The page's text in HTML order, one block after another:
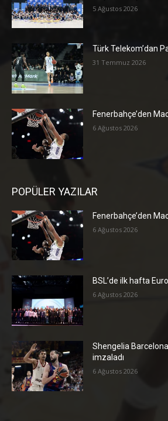
5 Ağustos 2026
Türk Telekom’dan
31 Temmuz 2026
Fenerbahçe’den
6 Ağustos 2026
POPÜLER YAZILAR
Fenerbahçe’den
6 Ağustos 2026
BSL’de ilk hafta
6 Ağustos 2026
Shengelia
imzaladı
6 Ağustos 2026